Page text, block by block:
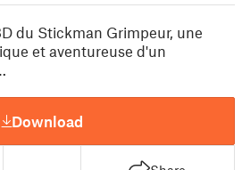
du Stickman Grimpeur, une
et aventureuse d'un
Download